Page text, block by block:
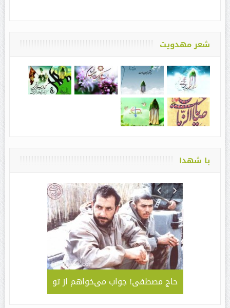
شعر مهدویت
با شهدا
جلوه
سبک و
حاج مصطفی! جواب می‌خواهم از تو
– کاربردی
مهدی ” /